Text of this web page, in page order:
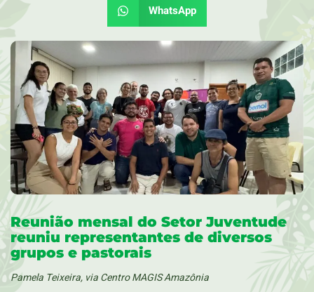
WhatsApp
Reunião mensal do Setor Juventude
reuniu representantes de diversos
grupos e pastorais
Pamela Teixeira, via Centro MAGIS Amazônia